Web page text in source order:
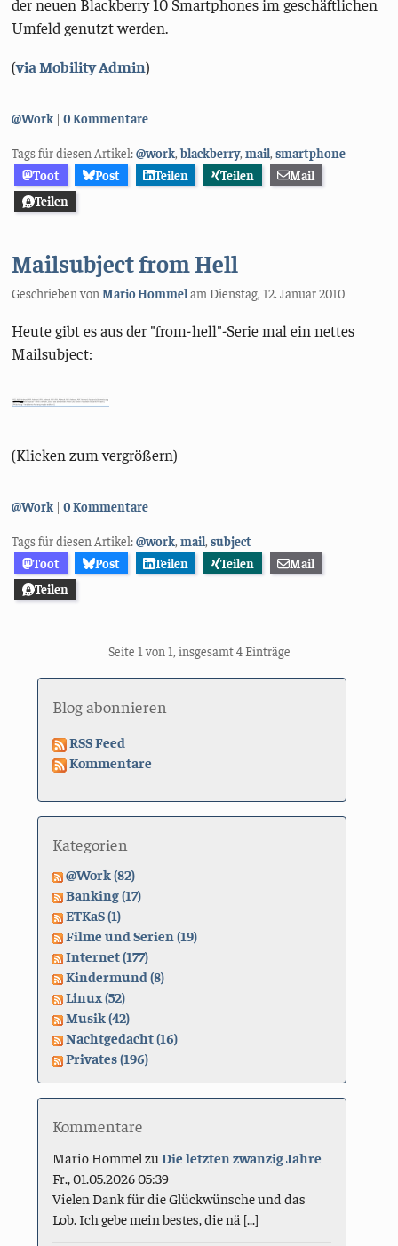
der neuen Blackberry 10 Smartphones im geschäftlichen
Umfeld genutzt werden.
(via Mobility Admin)
Kategorien:
@Work 0 Kommentare
Tags für diesen Artikel:@work ,blackberry,mail ,smartphone
Toot
Post Teilen Teilen
Mail
Teilen
Mailsubject from Hell
Geschrieben vonMario HommelamDienstag, 12. Januar 2010
Heute gibt es aus der "from-hell"-Serie mal ein nettes
Mailsubject:
(Klicken zum vergrößern)
Kategorien:
@Work 0 Kommentare
Tags für diesen Artikel:@work ,mail ,subject
Toot
Post Teilen Teilen
Mail
Teilen
Seite 1 von 1, insgesamt 4 Einträge
Blog abonnieren
RSS Feed
Kommentare
Kategorien
@Work (82)
Banking (17)
ETKaS (1)
Filme und Serien (19)
Internet (177)
Kindermund (8)
Linux (52)
Musik (42)
Nachtgedacht (16)
Privates (196)
Kommentare
Mario Hommel zuDie letzten zwanzig Jahre
Fr., 01.05.2026 05:39
Vielen Dank für die Glückwünsche und das
Lob. Ich gebe mein bestes, die nä [...]